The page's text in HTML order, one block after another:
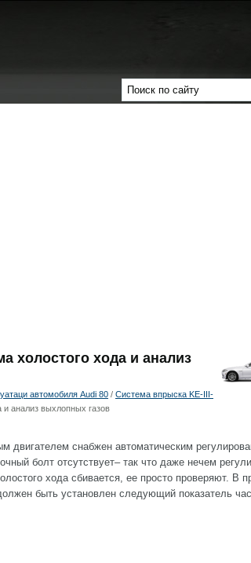
холостого хода и анализ
автомобиля Audi 80 / Система впрыска KE-III-
анализ выхлопных газов
двигателем снабжен автоматическим
болт отсутствует– так что даже нечем
хода сбивается, ее просто проверяют. В
быть установлен следующий показатель